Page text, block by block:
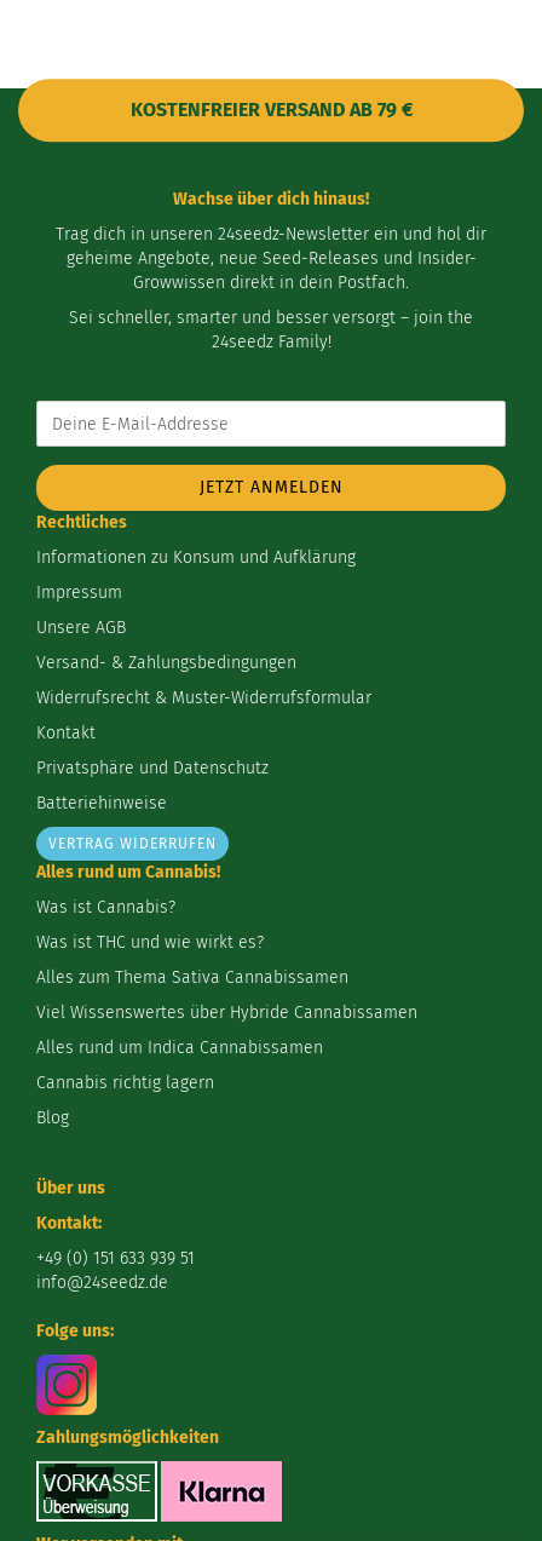
KOSTENFREIER VERSAND AB 79 €
Wachse über dich hinaus!
Trag dich in unseren 24seedz-Newsletter ein und hol dir
geheime Angebote, neue Seed-Releases und Insider-
Growwissen direkt in dein Postfach.
Sei schneller, smarter und besser versorgt – join the
24seedz Family!
Addresse
Rechtliches
Informationen zu Konsum und Aufklärung
Impressum
Unsere AGB
Versand- & Zahlungsbedingungen
Widerrufsrecht & Muster-Widerrufsformular
Kontakt
Privatsphäre und Datenschutz
Batteriehinweise
VERTRAG WIDERRUFEN
Alles rund um Cannabis!
Was ist Cannabis?
Was ist THC und wie wirkt es?
Alles zum Thema Sativa Cannabissamen
Viel Wissenswertes über Hybride Cannabissamen
Alles rund um Indica Cannabissamen
Cannabis richtig lagern
Blog
Über uns
Kontakt:
+49 (0) 151 633 939 51
info@24seedz.de
Folge uns:
Zahlungsmöglichkeiten